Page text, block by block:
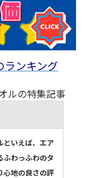
ランキング
ルの特集記事
といえば、エア
ふわっふわのタ
心地の良さの評